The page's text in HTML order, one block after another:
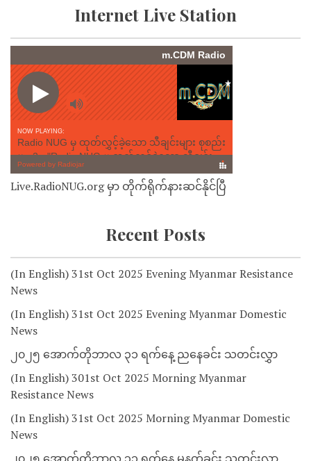
Internet Live Station
Live.RadioNUG.org မှာ တိုက်ရိုက်နားဆင်နိုင်ပြီ
Recent Posts
(In English) 31st Oct 2025 Evening Myanmar Resistance
News
(In English) 31st Oct 2025 Evening Myanmar Domestic
News
၂၀၂၅ အောက်တိုဘာလ ၃၁ ရက်နေ့ ညနေခင်း သတင်းလွှာ
(In English) 301st Oct 2025 Morning Myanmar
Resistance News
(In English) 31st Oct 2025 Morning Myanmar Domestic
News